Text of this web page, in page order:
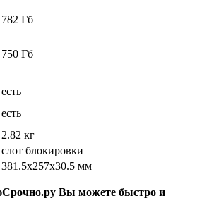
782 Гб
750 Гб
есть
есть
2.82 кг
слот блокировки
381.5x257x30.5 мм
Вы можете быстро и